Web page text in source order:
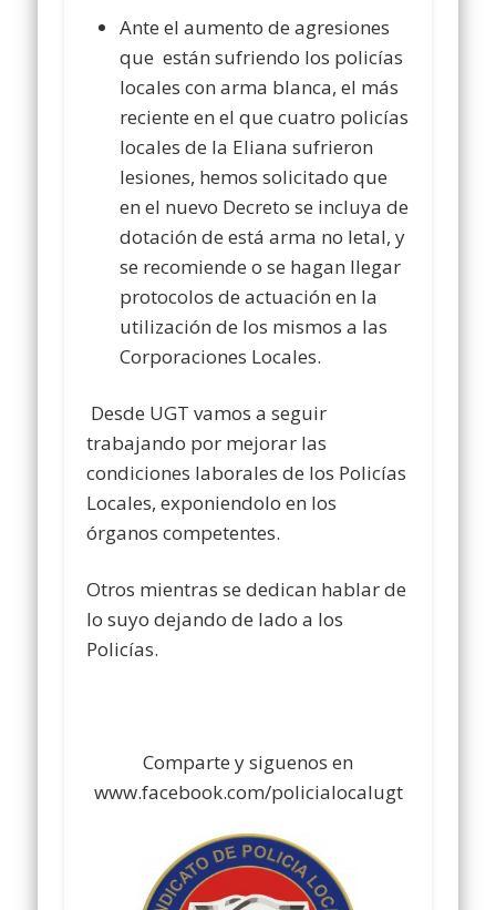
Ante el aumento de agresiones
que están sufriendo los policías
locales con arma blanca, el más
reciente en el que cuatro policías
locales de la Eliana sufrieron
lesiones, hemos solicitado que
en el nuevo Decreto se incluya de
dotación de está arma no letal, y
se recomiende o se hagan llegar
protocolos de actuación en la
utilización de los mismos a las
Corporaciones Locales.
Desde UGT vamos a seguir
trabajando por mejorar las
condiciones laborales de los Policías
Locales, exponiendolo en los
órganos competentes.
Otros mientras se dedican hablar de
lo suyo dejando de lado a los
Policías.
Comparte y siguenos en
www.facebook.com/policialocalugt